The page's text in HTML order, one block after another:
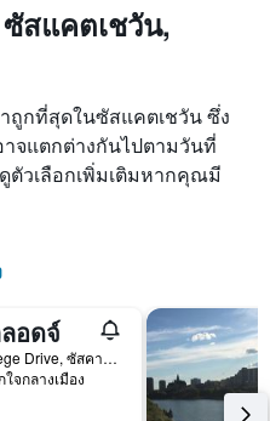
สแคตเชวัน,
กที่สุดในซัสแคตเชวัน ซึ่ง
จแตกต่างกันไปตามวันที่
ตัวเลือกเพิ่มเติมหากคุณมี
อดจ์
1024 College Drive, ซัสคาทูน, SK, แคนาดา
จกลางเมือง